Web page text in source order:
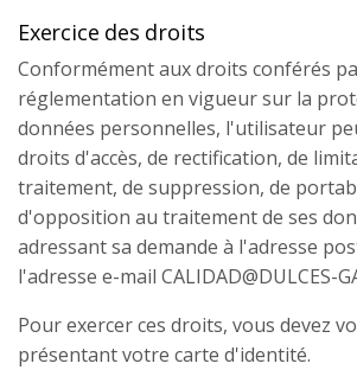
Exercice des droits
Conformément aux droits conférés
réglementation en vigueur sur la
données personnelles, l'utilisateur
droits d'accès, de rectification, de
traitement, de suppression, de
d'opposition au traitement de ses
adressant sa demande à l'adresse
l'adresse e-mail CALIDAD@DULCES-
Pour exercer ces droits, vous devez
présentant votre carte d'identité.